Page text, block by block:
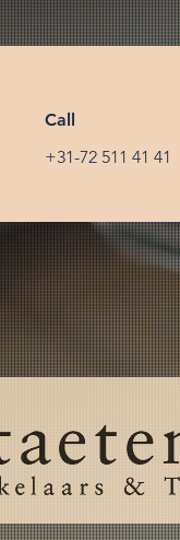
Call
+31-72 511 41 41